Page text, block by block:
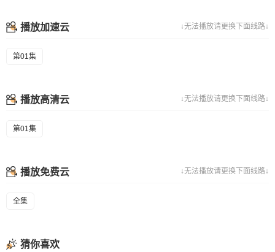
↓无法播放请更换下面线路↓
播放加速云
第01集
↓无法播放请更换下面线路↓
播放高清云
第01集
↓无法播放请更换下面线路↓
播放免费云
全集
猜你喜欢